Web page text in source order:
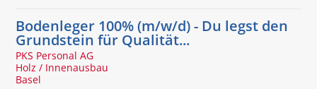
Bodenleger 100% (m/w/d) - Du legst den
Grundstein für Qualität...
PKS Personal AG
Holz / Innenausbau
Basel